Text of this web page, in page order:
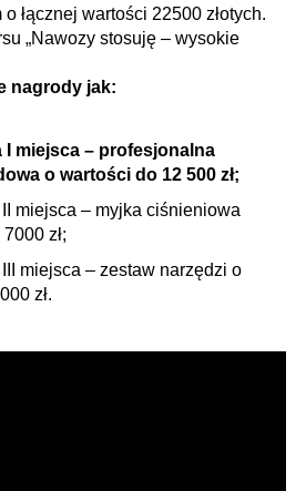
łącznej wartości 22500 złotych.
„Nawozy stosuję – wysokie
nagrody jak:
I miejsca – profesjonalna
o wartości do 12 500 zł;
miejsca – myjka ciśnieniowa
zł;
miejsca – zestaw narzędzi o
zł.